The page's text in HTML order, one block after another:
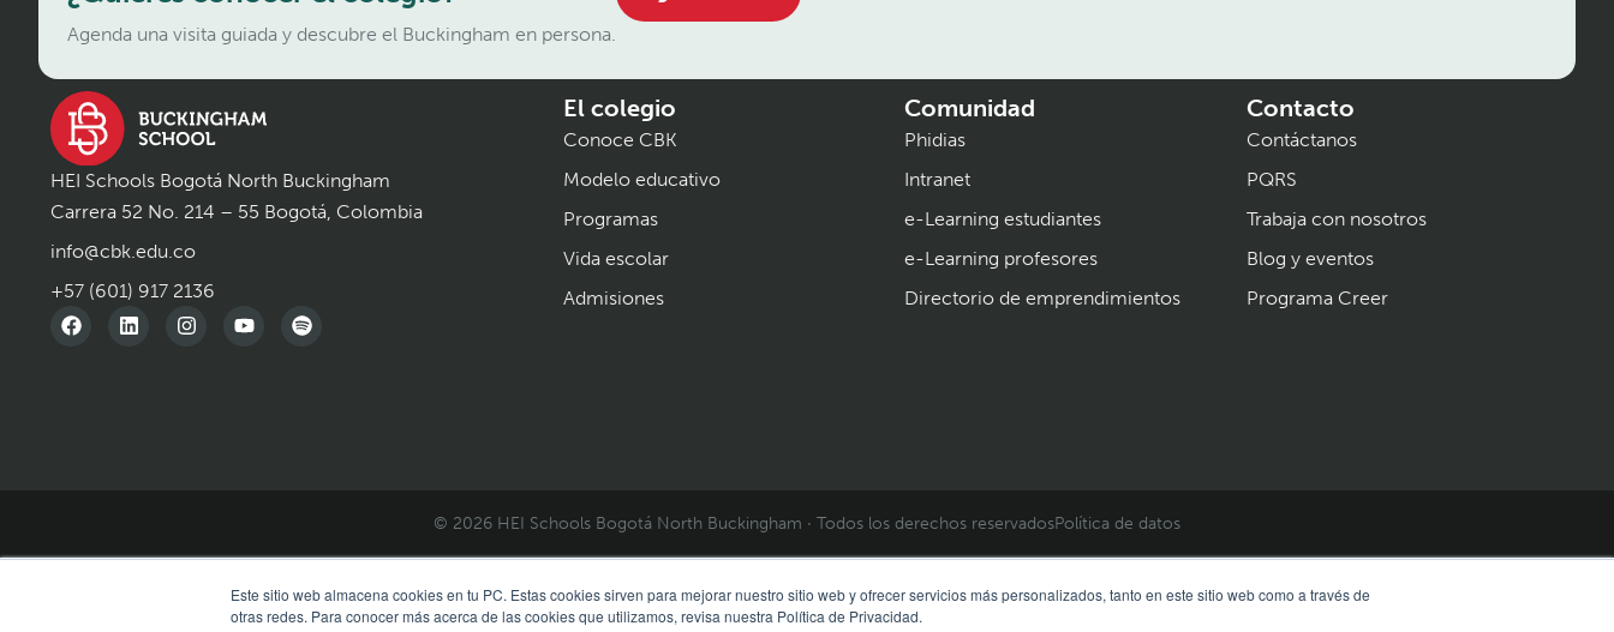
Este sitio web almacena cookies en tu PC. Estas cookies sirven para mejorar nuestro sitio web y ofrecer servicios más personalizados, tanto en este sitio web como a través de
otras redes. Para conocer más acerca de las cookies que utilizamos, revisa nuestra Política de Privacidad.
Agenda una visita guiada y descubre el Buckingham en persona.
HEI Schools Bogotá North Buckingham
Carrera 52 No. 214 – 55 Bogotá, Colombia
info@cbk.edu.co
+57 (601) 917 2136
El colegio
Conoce CBK
Modelo educativo
Programas
Vida escolar
Admisiones
Comunidad
Phidias
Intranet
e-Learning estudiantes
e-Learning profesores
Directorio de emprendimientos
Contacto
Contáctanos
PQRS
Trabaja con nosotros
Blog y eventos
Programa Creer
© 2026 HEI Schools Bogotá North Buckingham · Todos los derechos reservadosPolítica de datos